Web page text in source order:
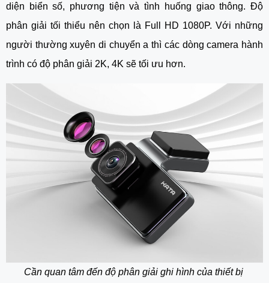
diện biển số, phương tiện và tình huống giao thông. Độ
phân giải tối thiểu nên chọn là Full HD 1080P. Với những
người thường xuyên di chuyển a thì các dòng camera hành
trình có độ phân giải 2K, 4K sẽ tối ưu hơn.
Cần quan tâm đến độ phân giải ghi hình của thiết bị